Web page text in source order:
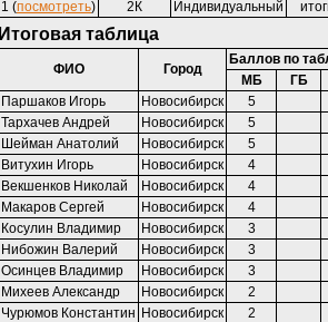
1 (посмотреть) 2К Индивидуальный
Итоговая таблица
ФИО Город
Баллов по
МБ
ГБ
Паршаков Игорь
Новосибирск
5
Тархачев Андрей
Новосибирск
5
Шейман Анатолий
Новосибирск
5
Витухин Игорь
Новосибирск
4
Векшенков Николай
Новосибирск
4
Макаров Сергей
Новосибирск
4
Косулин Владимир
Новосибирск
3
Нибожин Валерий
Новосибирск
3
Осинцев Владимир
Новосибирск
3
Михеев Александр
Новосибирск
2
Чурюмов Константин Новосибирск
2